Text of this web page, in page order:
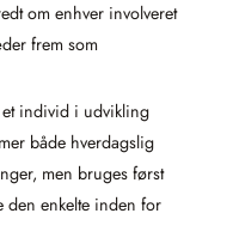
om enhver involveret
frem som
individ i udvikling
både hverdagslig
men bruges først
enkelte inden for